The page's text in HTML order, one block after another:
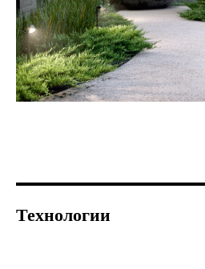
Технологии